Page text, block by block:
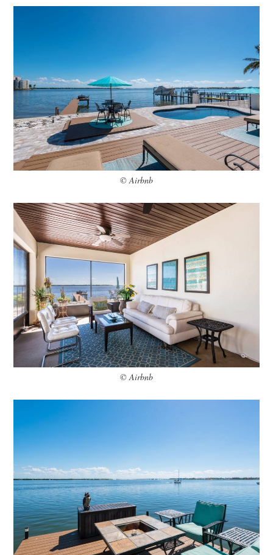
© Airbnb
© Airbnb